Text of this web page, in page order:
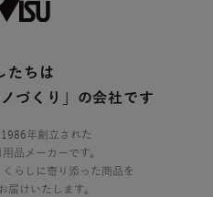
たちは
づくり」の会社です
年創立された
品メーカーです。
らしに寄り添った商品を
届けいたします。